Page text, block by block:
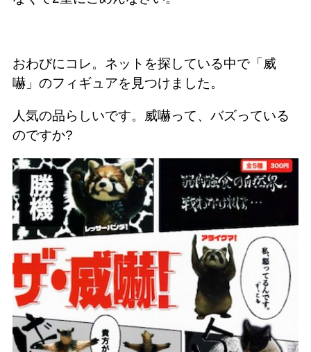
おわびにコレ。ネットを探している中で「威
嚇」のフィギュアを見つけました。
人気の品らしいです。威嚇って、バズっている
のですか?